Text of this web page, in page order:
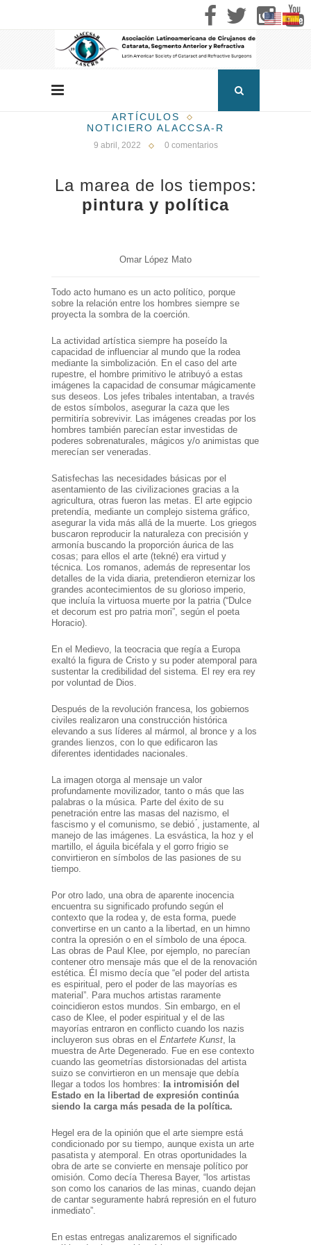
ARTÍCULOS
NOTICIERO ALACCSA-R
9 abril, 2022 0 comentarios
La marea de los tiempos:
pintura y política
Omar López Mato
Todo acto humano es un acto político, porque
sobre la relación entre los hombres siempre se
proyecta la sombra de la coerción.
La actividad artística siempre ha poseído la
capacidad de influenciar al mundo que la rodea
mediante la simbolización. En el caso del arte
rupestre, el hombre primitivo le atribuyó a estas
imágenes la capacidad de consumar mágicamente
sus deseos. Los jefes tribales intentaban, a través
de estos símbolos, asegurar la caza que les
permitiría sobrevivir. Las imágenes creadas por los
hombres también parecían estar investidas de
poderes sobrenaturales, mágicos y/o animistas que
merecían ser veneradas.
Satisfechas las necesidades básicas por el
asentamiento de las civilizaciones gracias a la
agricultura, otras fueron las metas. El arte egipcio
pretendía, mediante un complejo sistema gráfico,
asegurar la vida más allá de la muerte. Los griegos
buscaron reproducir la naturaleza con precisión y
armonía buscando la proporción áurica de las
cosas; para ellos el arte (tekné) era virtud y
técnica. Los romanos, además de representar los
detalles de la vida diaria, pretendieron eternizar los
grandes acontecimientos de su glorioso imperio,
que incluía la virtuosa muerte por la patria (“Dulce
et decorum est pro patria mori”, según el poeta
Horacio).
En el Medievo, la teocracia que regía a Europa
exaltó la figura de Cristo y su poder atemporal para
sustentar la credibilidad del sistema. El rey era rey
por voluntad de Dios.
Después de la revolución francesa, los gobiernos
civiles realizaron una construcción histórica
elevando a sus líderes al mármol, al bronce y a los
grandes lienzos, con lo que edificaron las
diferentes identidades nacionales.
La imagen otorga al mensaje un valor
profundamente movilizador, tanto o más que las
palabras o la música. Parte del éxito de su
penetración entre las masas del nazismo, el
fascismo y el comunismo, se debió ́, justamente, al
manejo de las imágenes. La esvástica, la hoz y el
martillo, el águila bicéfala y el gorro frigio se
convirtieron en símbolos de las pasiones de su
tiempo.
Por otro lado, una obra de aparente inocencia
encuentra su significado profundo según el
contexto que la rodea y, de esta forma, puede
convertirse en un canto a la libertad, en un himno
contra la opresión o en el símbolo de una época.
Las obras de Paul Klee, por ejemplo, no parecían
contener otro mensaje más que el de la renovación
estética. Él mismo decía que “el poder del artista
es espiritual, pero el poder de las mayorías es
material”. Para muchos artistas raramente
coincidieron estos mundos. Sin embargo, en el
caso de Klee, el poder espiritual y el de las
mayorías entraron en conflicto cuando los nazis
incluyeron sus obras en el Entartete Kunst, la
muestra de Arte Degenerado. Fue en ese contexto
cuando las geometrías distorsionadas del artista
suizo se convirtieron en un mensaje que debía
llegar a todos los hombres: la intromisión del
Estado en la libertad de expresión continúa
siendo la carga más pesada de la política.
Hegel era de la opinión que el arte siempre está
condicionado por su tiempo, aunque exista un arte
pasatista y atemporal. En otras oportunidades la
obra de arte se convierte en mensaje político por
omisión. Como decía Theresa Bayer, “los artistas
son como los canarios de las minas, cuando dejan
de cantar seguramente habrá represión en el futuro
inmediato”.
En estas entregas analizaremos el significado